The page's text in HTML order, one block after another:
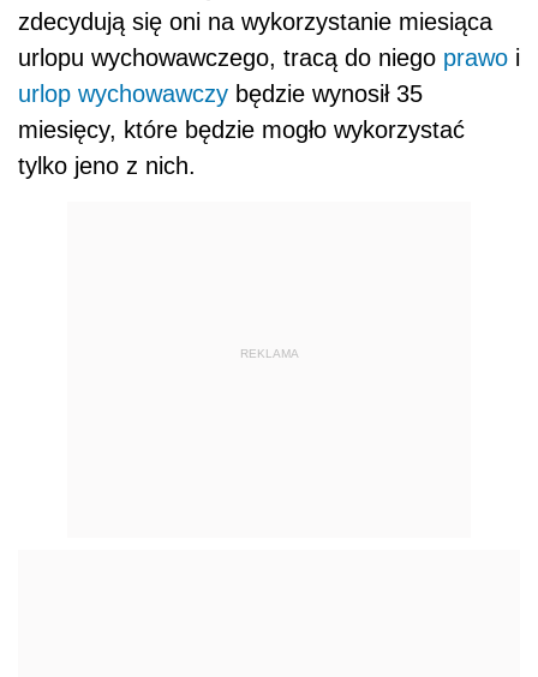
zdecydują się oni na wykorzystanie miesiąca
urlopu wychowawczego, tracą do niego prawo i
urlop wychowawczy będzie wynosił 35
miesięcy, które będzie mogło wykorzystać
tylko jeno z nich.
REKLAMA